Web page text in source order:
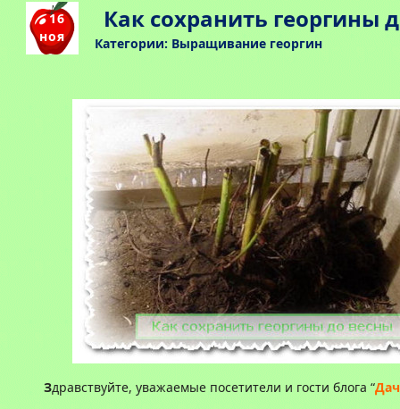
16
ноя
Как сохранить георгины
Категории: Выращивание георгин
Здравствуйте, уважаемые посетители и гости блога “